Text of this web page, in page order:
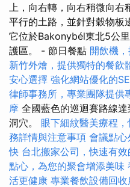
上，向右轉，向右稍微向
平行的土路，並針對穀物板
它位於Bakonybél東北5公
護區。 - 節日餐點 開飲機
新竹外燴，提供獨特的餐飲
安心選擇 強化網站優化的
律師事務所，專業團隊提供
摩 全國藍色的巡迴賽路線
洞穴。 眼下細紋醫美療程
務詳情與注意事項 會議點
快 台北搬家公司，快速有
點心，為您的聚會增添美味
活更健康 專業餐飲設備回收